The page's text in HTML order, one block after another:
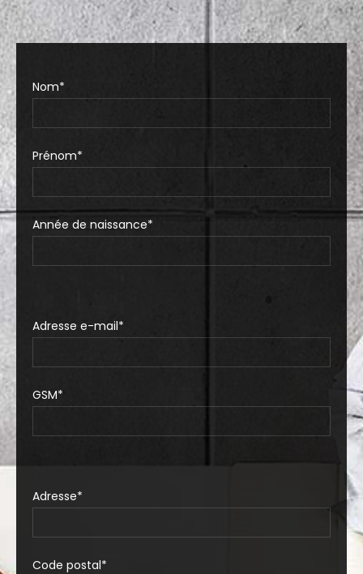
– Accueil téléphonique
– Services chauffeur et voiturier
– Service restauration
Nom*
Prénom*
Année de naissance*
Adresse e-mail*
GSM*
Adresse*
Code postal*